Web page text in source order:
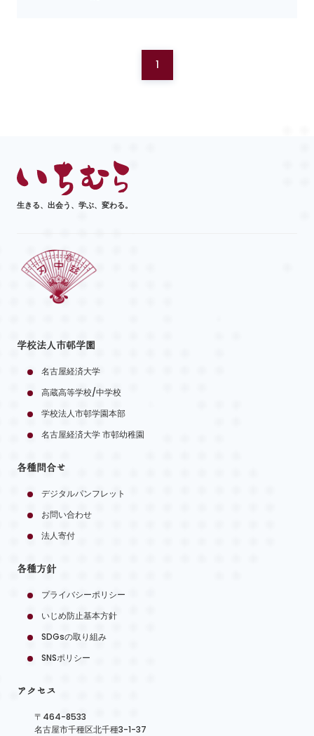
1
生きる、出会う、学ぶ、変わる。
学校法人市邨学園
名古屋経済大学
高蔵高等学校/中学校
学校法人市邨学園本部
名古屋経済大学 市邨幼稚園
各種問合せ
デジタルパンフレット
お問い合わせ
法人寄付
各種方針
プライバシーポリシー
いじめ防止基本方針
SDGsの取り組み
SNSポリシー
アクセス
〒464-8533
名古屋市千種区北千種3-1-37